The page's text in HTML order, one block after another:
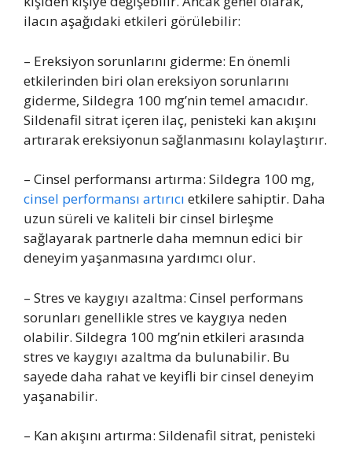
ilacın aşağıdaki etkileri görülebilir:
– Ereksiyon sorunlarını giderme: En önemli
etkilerinden biri olan ereksiyon sorunlarını
giderme, Sildegra 100 mg’nin temel amacıdır.
Sildenafil sitrat içeren ilaç, penisteki kan akışını
artırarak ereksiyonun sağlanmasını kolaylaştırır.
– Cinsel performansı artırma: Sildegra 100 mg,
cinsel performansı artırıcı etkilere sahiptir. Daha
uzun süreli ve kaliteli bir cinsel birleşme
sağlayarak partnerle daha memnun edici bir
deneyim yaşanmasına yardımcı olur.
– Stres ve kaygıyı azaltma: Cinsel performans
sorunları genellikle stres ve kaygıya neden
olabilir. Sildegra 100 mg’nin etkileri arasında
stres ve kaygıyı azaltma da bulunabilir. Bu
sayede daha rahat ve keyifli bir cinsel deneyim
yaşanabilir.
– Kan akışını artırma: Sildenafil sitrat, penisteki